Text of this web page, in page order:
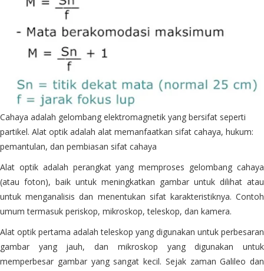
Cahaya adalah gelombang elektromagnetik yang bersifat seperti
partikel. Alat optik adalah alat memanfaatkan sifat cahaya, hukum:
pemantulan, dan pembiasan sifat cahaya
Alat optik adalah perangkat yang memproses gelombang cahaya
(atau foton), baik untuk meningkatkan gambar untuk dilihat atau
untuk menganalisis dan menentukan sifat karakteristiknya. Contoh
umum termasuk periskop, mikroskop, teleskop, dan kamera.
Alat optik pertama adalah teleskop yang digunakan untuk perbesaran
gambar yang jauh, dan mikroskop yang digunakan untuk
memperbesar gambar yang sangat kecil. Sejak zaman Galileo dan